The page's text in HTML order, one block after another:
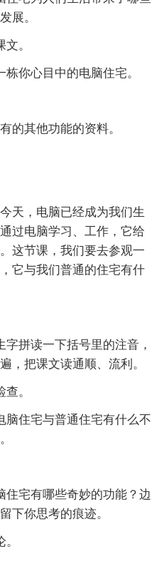
展。
。
你心目中的电脑住宅。
的其他功能的资料。
天，电脑已经成为我们生
过电脑学习、工作，它给
这节课，我们要去参观一
它与我们普通的住宅有什
拼读一下括号里的注音，
，把课文读通顺、流利。
。
脑住宅与普通住宅有什么不
住宅有哪些奇妙的功能？边
下你思考的痕迹。